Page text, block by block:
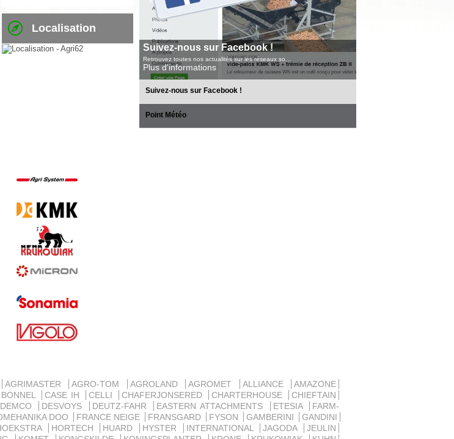
Localisation
Suivez-nous sur Facebook !
Retrouvez toutes nos actualités sur les réseaux so...
Plus d'informations
Suivez-nous sur Facebook !
Point Météo
AGRIMASTER AGRO-TOM AGROLAND AGROMET ALLIANCE
AMAZONE
BONNEL CASE IH CELLI CHAFERJONSERED CHARTERHOUSE
CHIEFTAIN
DEMCO DESVOYS DEUTZ-FAHR EASTERN ATTACHMENTS ETESIA
FARM-
DOO FRANCE NEIGE FRANSGARD FYSON GAMBERINI
GANDINI
HORTECH HUARD HYSTER INTERNATIONAL JAGODA
JEULIN